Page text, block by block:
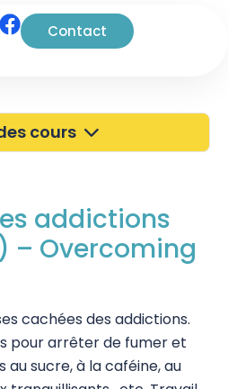
Contact
cours
addictions
– Overcoming
cachées des addictions.
pour arrêter de fumer et
au sucre, à la caféine, au